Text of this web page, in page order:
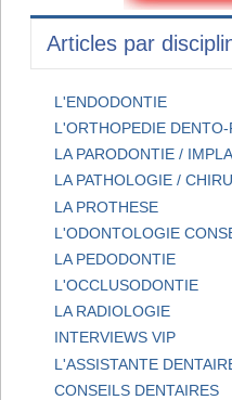
Articles par
L'ENDODONTIE
L'ORTHOPEDIE DENTO-
LA PARODONTIE /
LA PATHOLOGIE /
LA PROTHESE
L'ODONTOLOGIE
LA PEDODONTIE
L'OCCLUSODONTIE
LA RADIOLOGIE
INTERVIEWS VIP
L'ASSISTANTE
CONSEILS DENTAIRES